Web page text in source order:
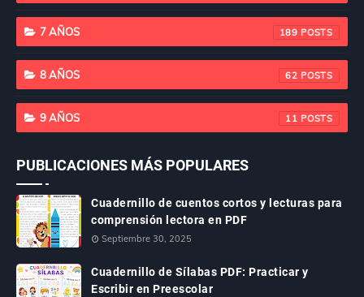
7 AÑOS 189
8 AÑOS 62
9 AÑOS 11
PUBLICACIONES MÁS POPULARES
Cuadernillo de cuentos cortos y lecturas para
comprensión lectora en PDF
Septiembre 30, 2025
Cuadernillo de Sílabas PDF: Practicar y
Escribir en Preescolar